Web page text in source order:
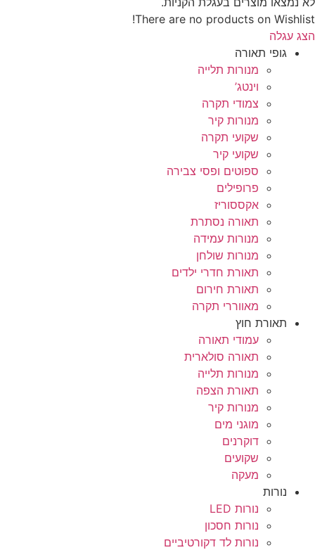
There are no products on Wishlist!
הצג עגלה
גופי תאורה
מנורות תלייה
וינטג’
צמודי תקרה
מנורות קיר
שקועי תקרה
שקועי קיר
ספוטים ופסי צבירה
פרופילים
אקססוריז
תאורה נסתרת
מנורות עמידה
מנורות שולחן
תאורת חדרי ילדים
תאורת חירום
מאווררי תקרה
תאורת חוץ
עמודי תאורה
תאורה סולארית
מנורות תלייה
תאורת הצפה
מנורות קיר
מוגני מים
דוקרנים
שקועים
מעקה
נורות
נורות LED
נורות חסכון
נורות לד דקורטיביים